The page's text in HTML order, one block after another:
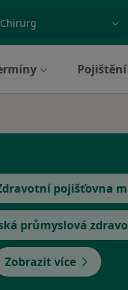
nemoc nebo
Pojištění
pojišťovna
průmyslová
Zobrazit více